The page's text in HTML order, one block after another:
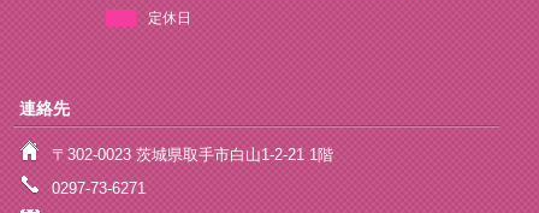
定休日
連絡先
〒302-0023 茨城県取手市白山1-2-21 1階
0297-73-6271